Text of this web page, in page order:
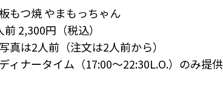
もつ焼 やまもっちゃん
前 2,300円（税込）
真は2人前（注文は2人前から）
ィナータイム（17:00～22:30L.O.）のみ提供